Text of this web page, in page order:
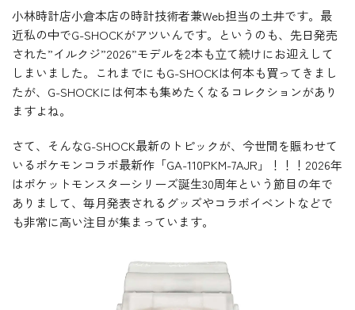
小林時計店小倉本店の時計技術者兼Web担当の土井です。最
近私の中でG-SHOCKがアツいんです。というのも、先日発売
された”イルクジ”2026”モデルを2本も立て続けにお迎えして
しまいました。これまでにもG-SHOCKは何本も買ってきまし
たが、G-SHOCKには何本も集めたくなるコレクションがあり
ますよね。
さて、そんなG-SHOCK最新のトピックが、今世間を賑わせて
いるポケモンコラボ最新作「GA-110PKM-7AJR」！！！2026年
はポケットモンスターシリーズ誕生30周年という節目の年で
ありまして、毎月発表されるグッズやコラボイベントなどで
も非常に高い注目が集まっています。